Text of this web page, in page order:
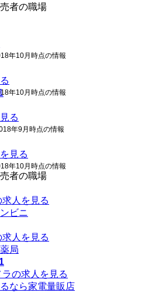
年10月時点の情報
年10月時点の情報
る
年9月時点の情報
見る
年10月時点の情報
求人を見る
人を見る
ラの求人を見る